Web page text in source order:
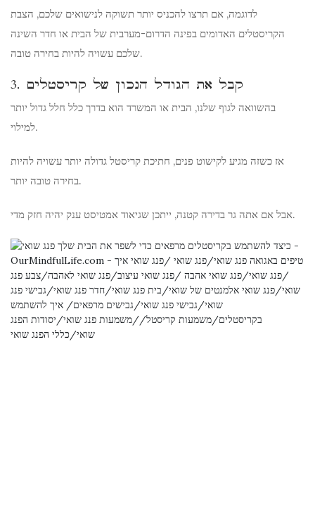
לדוגמה, אם תרצו להכניס יותר תשוקה לנישואים שלכם, הצבת
הקריסטלים האדומים בפינה הדרום-מערבית של הבית או חדר השינה
שלכם עשויה להיות בחירה טובה.
3. קבל את הגודל הנכון של קריסטלים
בהשוואה לגוף שלנו, הבית או המשרד הוא בדרך כלל חלל גדול יותר
למילוי.
אז כשזה מגיע לקישוט פנים, חתיכת קריסטל גדולה יותר עשויה להיות
בחירה טובה יותר.
אבל אם אתה גר בדירה קטנה, ייתכן שגיאוד אמטיסט ענק יהיה חזק מדי.